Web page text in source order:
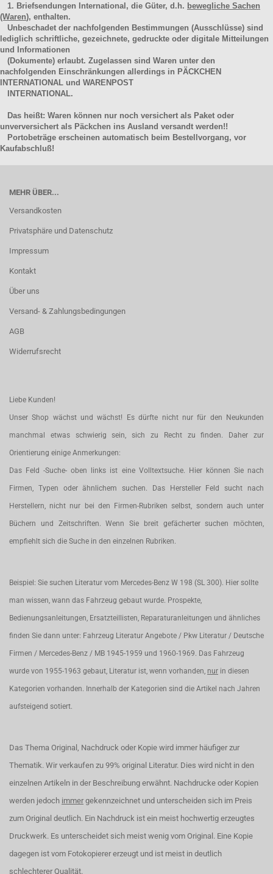
1. Briefsendungen International, die Güter, d.h. bewegliche Sachen
(Waren), enthalten.
Unbeschadet der nachfolgenden Bestimmungen (Ausschlüsse) sind
lediglich schriftliche, gezeichnete, gedruckte oder digitale Mitteilungen
und Informationen
(Dokumente) erlaubt. Zugelassen sind Waren unter den
nachfolgenden Einschränkungen allerdings in PÄCKCHEN
INTERNATIONAL und WARENPOST
INTERNATIONAL.
Das heißt: Waren können nur noch versichert als Paket oder
unverversichert als Päckchen ins Ausland versandt werden!!
Portobeträge erscheinen automatisch beim Bestellvorgang, vor
Kaufabschluß!
MEHR ÜBER...
Versandkosten
Privatsphäre und Datenschutz
Impressum
Kontakt
Über uns
Versand- & Zahlungsbedingungen
AGB
Widerrufsrecht
Liebe Kunden!
Unser Shop wächst und wächst! Es dürfte nicht nur für den Neukunden
manchmal etwas schwierig sein, sich zu Recht zu finden. Daher zur
Orientierung einige Anmerkungen:
Das Feld -Suche- oben links ist eine Volltextsuche. Hier können Sie nach
Firmen, Typen oder ähnlichem suchen. Das Hersteller Feld sucht nach
Herstellern, nicht nur bei den Firmen-Rubriken selbst, sondern auch unter
Büchern und Zeitschriften. Wenn Sie breit gefächerter suchen möchten,
empfiehlt sich die Suche in den einzelnen Rubriken.
Beispiel: Sie suchen Literatur vom Mercedes-Benz W 198 (SL 300). Hier sollte
man wissen, wann das Fahrzeug gebaut wurde. Prospekte,
Bedienungsanleitungen, Ersatzteillisten, Reparaturanleitungen und ähnliches
finden Sie dann unter: Fahrzeug Literatur Angebote / Pkw Literatur / Deutsche
Firmen / Mercedes-Benz / MB 1945-1959 und 1960-1969. Das Fahrzeug
wurde von 1955-1963 gebaut, Literatur ist, wenn vorhanden, nur in diesen
Kategorien vorhanden. Innerhalb der Kategorien sind die Artikel nach Jahren
aufsteigend sotiert.
Das Thema Original, Nachdruck oder Kopie wird immer häufiger zur
Thematik. Wir verkaufen zu 99% original Literatur. Dies wird nicht in den
einzelnen Artikeln in der Beschreibung erwähnt. Nachdrucke oder Kopien
werden jedoch immer gekennzeichnet und unterscheiden sich im Preis
zum Original deutlich. Ein Nachdruck ist ein meist hochwertig erzeugtes
Druckwerk. Es unterscheidet sich meist wenig vom Original. Eine Kopie
dagegen ist vom Fotokopierer erzeugt und ist meist in deutlich
schlechterer Qualität.